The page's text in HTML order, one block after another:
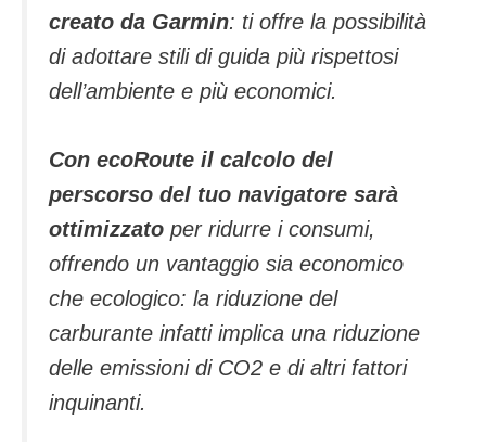
creato da Garmin: ti offre la possibilità
di adottare stili di guida più rispettosi
dell’ambiente e più economici.
Con ecoRoute il calcolo del
perscorso del tuo navigatore sarà
ottimizzato per ridurre i consumi,
offrendo un vantaggio sia economico
che ecologico: la riduzione del
carburante infatti implica una riduzione
delle emissioni di CO2 e di altri fattori
inquinanti.